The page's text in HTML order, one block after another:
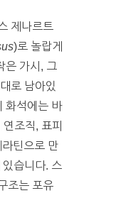
제나르트
)로 놀랍게
은 가시, 그
로 남아있
화석에는 바
조직, 표피
틴으로 만
습니다. 스
조는 포유